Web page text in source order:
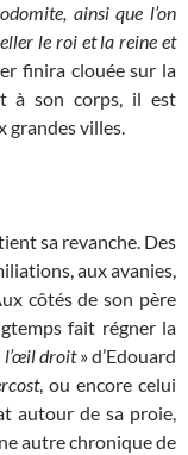
ainsi que l’on
le roi et la reine et
finira clouée sur la
à son corps, il est
grandes villes.
sa revanche. Des
aux avanies,
côtés de son père
fait régner la
l’œil droit» d’Edouard
, ou encore celui
autour de sa proie,
autre chronique de